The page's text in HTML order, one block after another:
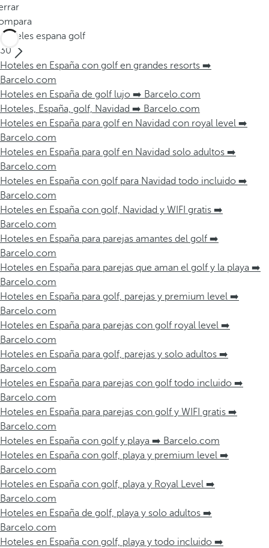
Hoteles espana golf
30
Hoteles en España con golf en grandes resorts ➡️
Barcelo.com
Hoteles en España de golf lujo ➡️ Barcelo.com
Hoteles, España, golf, Navidad ➡️ Barcelo.com
Hoteles en España para golf en Navidad con royal level ➡️
Barcelo.com
Hoteles en España para golf en Navidad solo adultos ➡️
Barcelo.com
Hoteles en España con golf para Navidad todo incluido ➡️
Barcelo.com
Hoteles en España con golf, Navidad y WIFI gratis ➡️
Barcelo.com
Hoteles en España para parejas amantes del golf ➡️
Barcelo.com
Hoteles en España para parejas que aman el golf y la playa ➡️
Barcelo.com
Hoteles en España para golf, parejas y premium level ➡️
Barcelo.com
Hoteles en España para parejas con golf royal level ➡️
Barcelo.com
Hoteles en España para golf, parejas y solo adultos ➡️
Barcelo.com
Hoteles en España para parejas con golf todo incluido ➡️
Barcelo.com
Hoteles en España para parejas con golf y WIFI gratis ➡️
Barcelo.com
Hoteles en España con golf y playa ➡️ Barcelo.com
Hoteles en España con golf, playa y premium level ➡️
Barcelo.com
Hoteles en España con golf, playa y Royal Level ➡️
Barcelo.com
Hoteles en España de golf, playa y solo adultos ➡️
Barcelo.com
Hoteles en España con golf, playa y todo incluido ➡️